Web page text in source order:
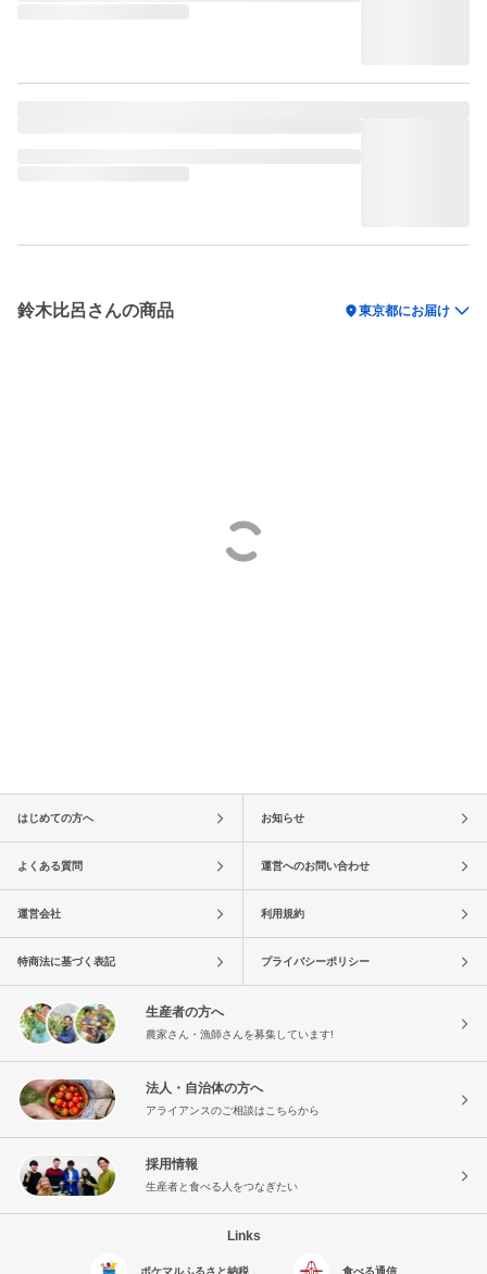
鈴木比呂さんの商品 location_on東京都にお届け
はじめての方へ お知らせ
よくある質問 運営へのお問い合わせ
運営会社 利用規約
特商法に基づく表記 プライバシーポリシー
生産者の方へ
農家さん・漁師さんを募集しています!
法人・自治体の方へ
アライアンスのご相談はこちらから
採用情報
生産者と食べる人をつなぎたい
Links
ポケマルふるさと納税 食べる通信